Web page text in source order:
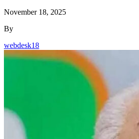
November 18, 2025
By
webdesk18